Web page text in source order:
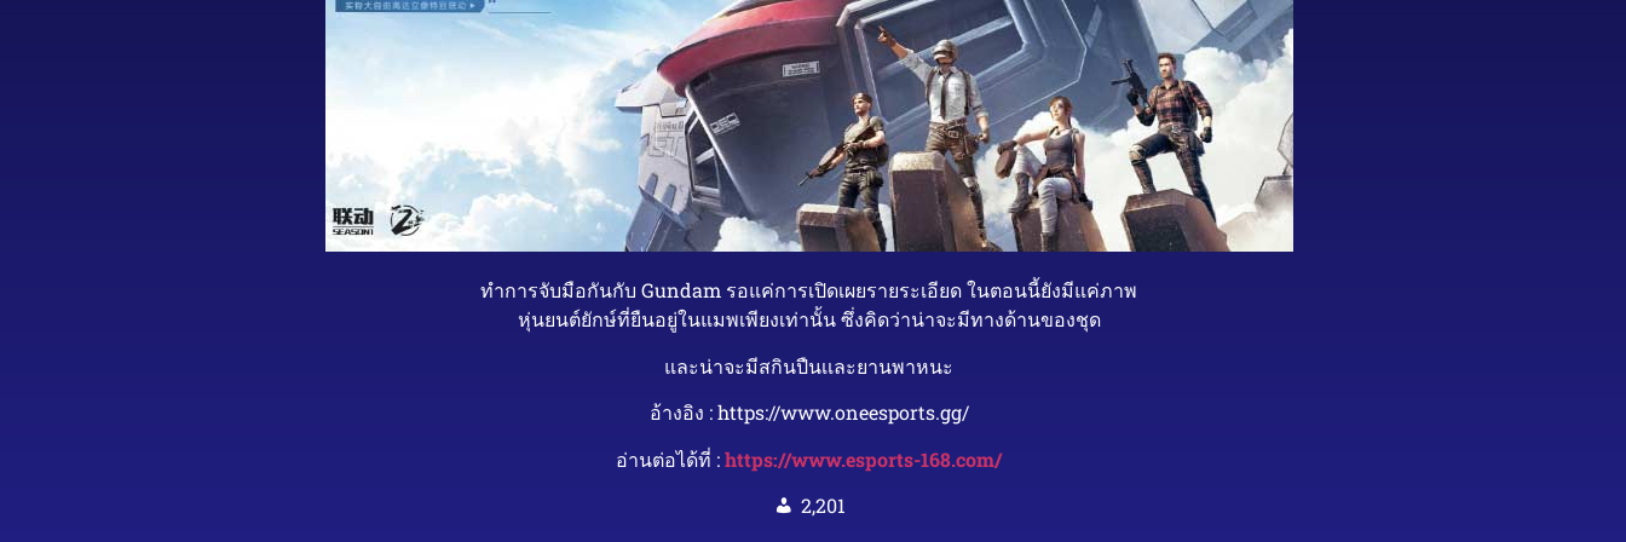
ทำการจับมือกันกับ Gundam รอแค่การเปิดเผยรายระเอียด ในตอนนี้ยังมีแค่ภาพ
หุ่นยนต์ยักษ์ที่ยืนอยู่ในแมพเพียงเท่านั้น ซึ่งคิดว่าน่าจะมีทางด้านของชุด
และน่าจะมีสกินปืนเเละยานพาหนะ
อ้างอิง : https://www.oneesports.gg/
อ่านต่อได้ที่ :https://www.esports-168.com/
2,201